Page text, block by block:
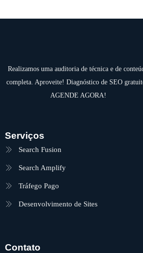
Realizamos uma auditoria de técnica e de
completa. Aproveite! Diagnóstico de SEO
AGENDE AGORA!
Serviços
Search Fusion
Search Amplify
Tráfego Pago
Desenvolvimento de Sites
Contato